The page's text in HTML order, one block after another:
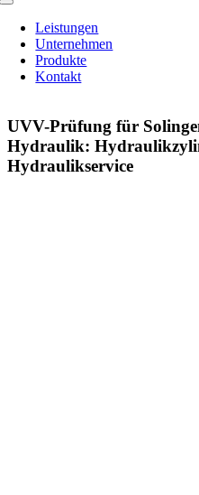
Toggle
NavigationLeistungen
Unternehmen
Produkte
Kontakt
UVV-Prüfung für
Hydraulik:
Hydraulikservice